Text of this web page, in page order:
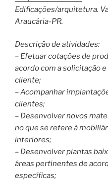
Edificações/arquitetura.
Araucária-PR.
Descrição de atividades:
– Efetuar cotações de
acordo com a solicitação
cliente;
– Acompanhar
clientes;
– Desenvolver novos
no que se refere à
interiores;
– Desenvolver plantas
áreas pertinentes de
específicas;